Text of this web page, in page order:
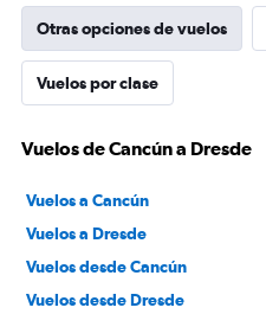
Otras opciones de vuelos
Vuelos por clase
Vuelos de Cancún a Dresde
Vuelos a Cancún
Vuelos a Dresde
Vuelos desde Cancún
Vuelos desde Dresde